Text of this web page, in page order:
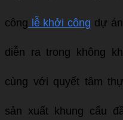
công lễ khởi công dự
diễn ra trong không
cùng với quyết tâm
sản xuất khung cẩu